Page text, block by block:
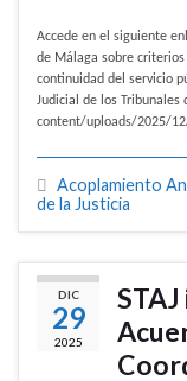
Accede en el siguiente
de Málaga sobre
continuidad del servicio
Judicial de los
content/uploads/2025/
Acoplamiento
de la Justicia
DIC
29
2025